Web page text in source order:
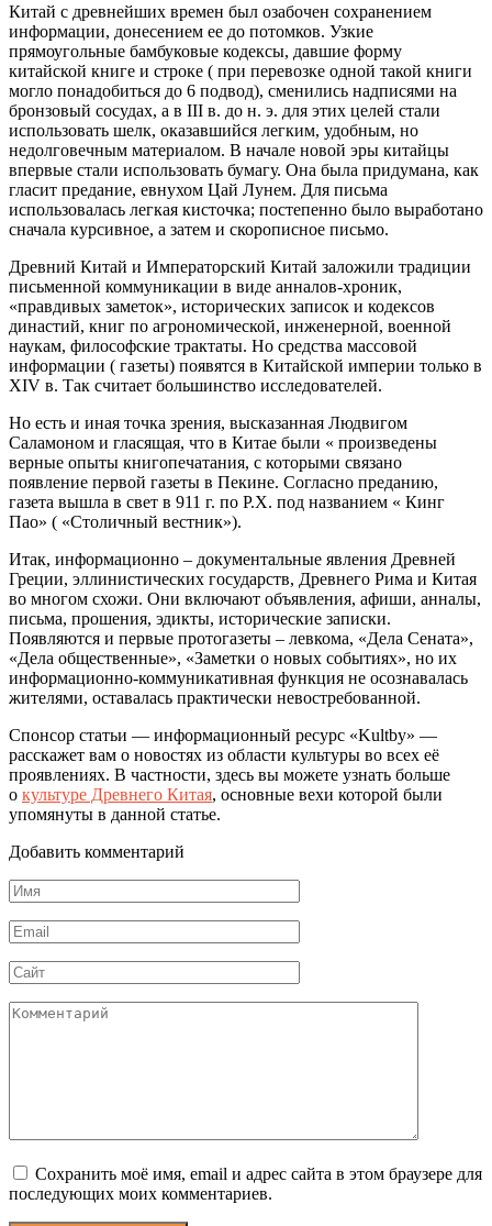
Китай с древнейших времен был озабочен сохранением
информации, донесением ее до потомков. Узкие
прямоугольные бамбуковые кодексы, давшие форму
китайской книге и строке ( при перевозке одной такой книги
могло понадобиться до 6 подвод), сменились надписями на
бронзовый сосудах, а в III в. до н. э. для этих целей стали
использовать шелк, оказавшийся легким, удобным, но
недолговечным материалом. В начале новой эры китайцы
впервые стали использовать бумагу. Она была придумана, как
гласит предание, евнухом Цай Лунем. Для письма
использовалась легкая кисточка; постепенно было выработано
сначала курсивное, а затем и скорописное письмо.
Древний Китай и Императорский Китай заложили традиции
письменной коммуникации в виде анналов-хроник,
«правдивых заметок», исторических записок и кодексов
династий, книг по агрономической, инженерной, военной
наукам, философские трактаты. Но средства массовой
информации ( газеты) появятся в Китайской империи только в
XIV в. Так считает большинство исследователей.
Но есть и иная точка зрения, высказанная Людвигом
Саламоном и гласящая, что в Китае были « произведены
верные опыты книгопечатания, с которыми связано
появление первой газеты в Пекине. Согласно преданию,
газета вышла в свет в 911 г. по Р.Х. под названием « Кинг
Пао» ( «Столичный вестник»).
Итак, информационно – документальные явления Древней
Греции, эллинистических государств, Древнего Рима и Китая
во многом схожи. Они включают объявления, афиши, анналы,
письма, прошения, эдикты, исторические записки.
Появляются и первые протогазеты – левкома, «Дела Сената»,
«Дела общественные», «Заметки о новых событиях», но их
информационно-коммуникативная функция не осознавалась
жителями, оставалась практически невостребованной.
Спонсор статьи — информационный ресурс «Kultby» —
расскажет вам о новостях из области культуры во всех её
проявлениях. В частности, здесь вы можете узнать больше
о культуре Древнего Китая, основные вехи которой были
упомянуты в данной статье.
Добавить комментарий
Имя
*
Email
*
Сайт
Комментарий
Сохранить моё имя, email и адрес сайта в этом браузере для
последующих моих комментариев.